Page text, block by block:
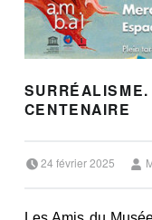
SURRÉALISME.
CENTENAIRE
24 février 2025